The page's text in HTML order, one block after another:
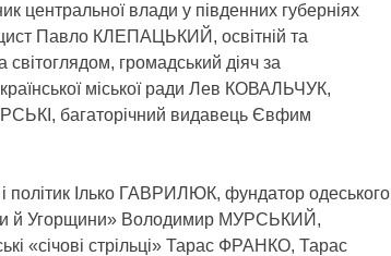
центральної влади у південних губерніях
Павло КЛЕПАЦЬКИЙ, освітній та
громадський діяч за
міської ради Лев КОВАЛЬЧУК,
багаторічний видавець Євфим
політик Ілько ГАВРИЛЮК, фундатор одеського
й Угорщини» Володимир МУРСЬКИЙ,
«січові стрільці» Тарас ФРАНКО, Тарас